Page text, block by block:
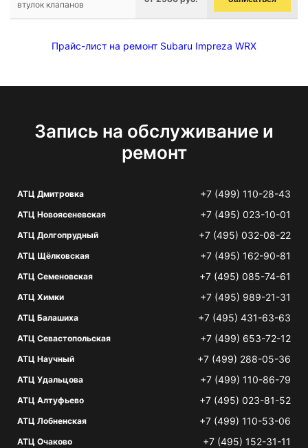
втулок клапанов
Прайс-лист на ремонт Subaru Impreza WRX
Запись на обслуживание и
ремонт
АТЦ Дмитровка +7 (499) 110-28-43
АТЦ Новоясеневская +7 (495) 023-10-01
АТЦ Долгопрудный +7 (495) 032-08-22
АТЦ Щёлковская +7 (495) 162-90-81
АТЦ Семеновская +7 (495) 085-74-61
АТЦ Химки +7 (495) 989-21-31
АТЦ Балашиха +7 (495) 431-63-63
АТЦ Севастопольская +7 (499) 653-72-12
АТЦ Научный +7 (499) 288-05-36
АТЦ Удальцова +7 (499) 110-86-79
АТЦ Алтуфьево +7 (495) 023-81-52
АТЦ Лобненская +7 (499) 110-53-06
АТЦ Очаково +7 (495) 152-31-11